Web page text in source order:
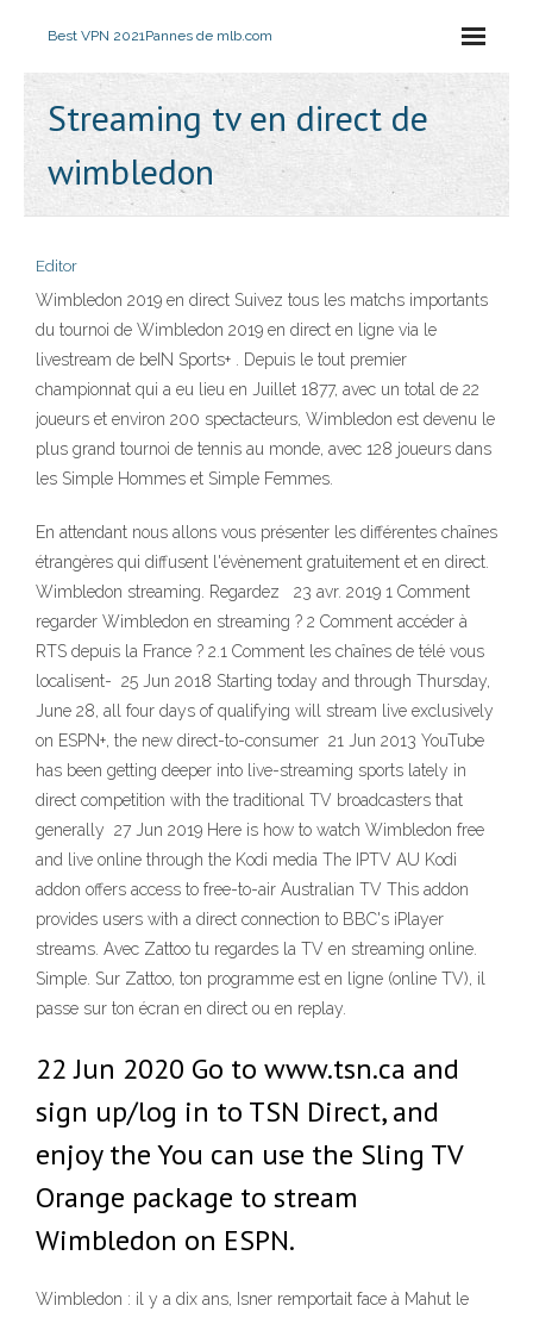
Best VPN 2021Pannes de mlb.com
Streaming tv en direct de
wimbledon
Editor
Wimbledon 2019 en direct Suivez tous les matchs importants
du tournoi de Wimbledon 2019 en direct en ligne via le
livestream de beIN Sports+ . Depuis le tout premier
championnat qui a eu lieu en Juillet 1877, avec un total de 22
joueurs et environ 200 spectacteurs, Wimbledon est devenu le
plus grand tournoi de tennis au monde, avec 128 joueurs dans
les Simple Hommes et Simple Femmes.
En attendant nous allons vous présenter les différentes chaînes
étrangères qui diffusent l'évènement gratuitement et en direct.
Wimbledon streaming. Regardez 23 avr. 2019 1 Comment
regarder Wimbledon en streaming ? 2 Comment accéder à
RTS depuis la France ? 2.1 Comment les chaînes de télé vous
localisent- 25 Jun 2018 Starting today and through Thursday,
June 28, all four days of qualifying will stream live exclusively
on ESPN+, the new direct-to-consumer 21 Jun 2013 YouTube
has been getting deeper into live-streaming sports lately in
direct competition with the traditional TV broadcasters that
generally 27 Jun 2019 Here is how to watch Wimbledon free
and live online through the Kodi media The IPTV AU Kodi
addon offers access to free-to-air Australian TV This addon
provides users with a direct connection to BBC's iPlayer
streams. Avec Zattoo tu regardes la TV en streaming online.
Simple. Sur Zattoo, ton programme est en ligne (online TV), il
passe sur ton écran en direct ou en replay.
22 Jun 2020 Go to www.tsn.ca and
sign up/log in to TSN Direct, and
enjoy the You can use the Sling TV
Orange package to stream
Wimbledon on ESPN.
Wimbledon : il y a dix ans, Isner remportait face à Mahut le